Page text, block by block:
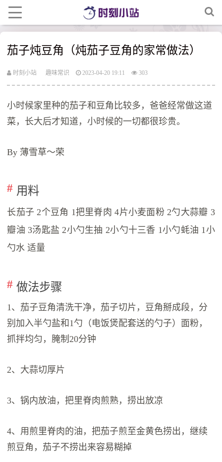
茄子炖豆角（炖茄子豆角的家常做法）
时刻小站 趣味常识 2023-04-20 19:11 303
小时候家里种的茄子和豆角比较多，爸爸经常做这道
菜，长大后才知道，小时候的一切都很珍贵。
By 薄雪草～荣
用料
长茄子 2个豆角 1把里脊肉 4片小麦面粉 2勺大蒜瓣 3
瓣油 3汤匙盐 2小勺生抽 2小勺十三香 1小勺蚝油 1小
勺水 适量
做法步骤
1、茄子豆角清洗干净，茄子切片，豆角掰成段，分
别加入半勺盐和1勺（电饭煲配套送的勺子）面粉，
抓拌均匀，腌制20分钟
2、大蒜切厚片
3、锅内放油，把里脊肉煎熟，捞出放凉
4、用煎里脊肉的油，把茄子煎至金黄色捞出，继续
煎豆角，茄子不捞出来容易糊掉